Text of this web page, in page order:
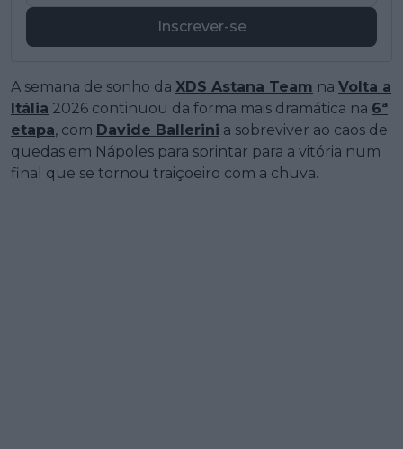
Inscrever-se
A semana de sonho da XDS Astana Team na Volta a
Itália 2026 continuou da forma mais dramática na 6ª
etapa, com Davide Ballerini a sobreviver ao caos de
quedas em Nápoles para sprintar para a vitória num
final que se tornou traiçoeiro com a chuva.